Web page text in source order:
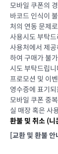
모바일 쿠폰의
바코드 인식이
처의 연동 문제
사용시도 부탁
사용처에서 제
하여 구매가 불
시도 부탁드립니
프로모션 및 이
영수증에 표기
모바일 쿠폰 중
실 매장 혹은 사
환불 및 취소 (니
[교환 및 환불 안